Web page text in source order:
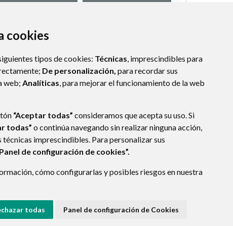
cookies
tipos de cookies: Técnicas, imprescindibles para
De personalización, para recordar sus
web; Analíticas, para mejorar el funcionamiento de la web
“Aceptar todas” consideramos que acepta su uso. Si
todas” o continúa navegando sin realizar ninguna acción,
técnicas imprescindibles. Para personalizar sus
de configuración de cookies”.
cómo configurarlas y posibles riesgos en nuestra
todas Panel de configuración de Cookies
(ESPAÑA)